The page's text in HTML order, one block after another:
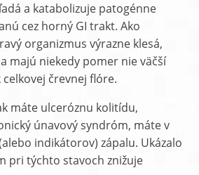
a katabolizuje patogénne
cez horný GI trakt. Ako
organizmus výrazne klesá,
majú niekedy pomer nie väčší
celkovej črevnej flóre.
máte ulceróznu kolitídu,
únavový syndróm, máte v
indikátorov) zápalu. Ukázalo
pri týchto stavoch znižuje